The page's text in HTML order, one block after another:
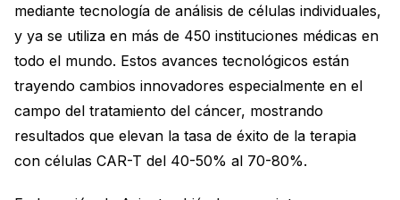
mediante tecnología de análisis de células individuales,
y ya se utiliza en más de 450 instituciones médicas en
todo el mundo. Estos avances tecnológicos están
trayendo cambios innovadores especialmente en el
campo del tratamiento del cáncer, mostrando
resultados que elevan la tasa de éxito de la terapia
con células CAR-T del 40-50% al 70-80%.